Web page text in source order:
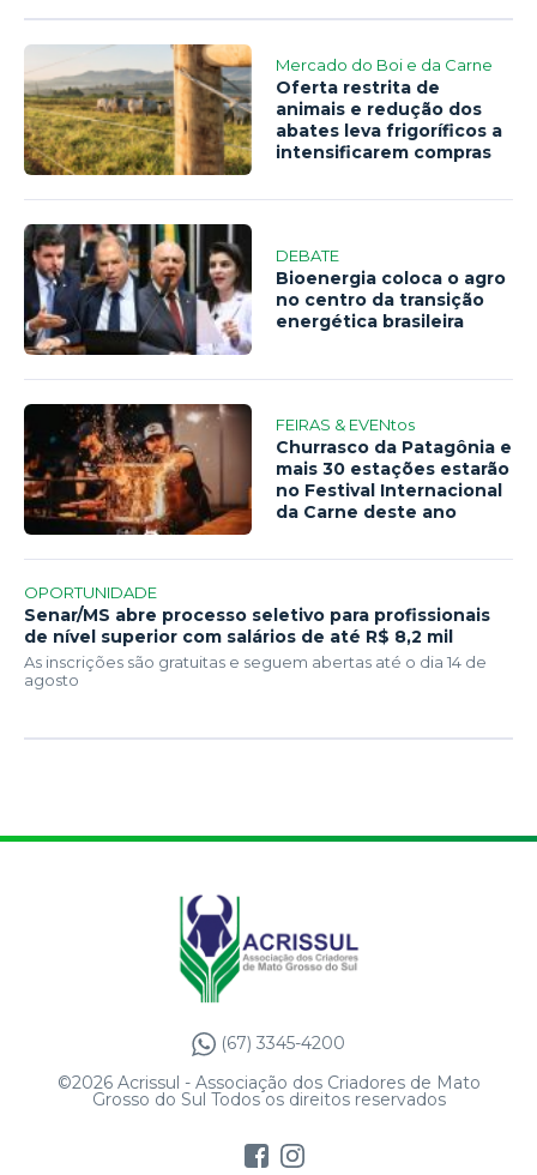
Mercado do Boi e da Carne
Oferta restrita de
animais e redução dos
abates leva frigoríficos a
intensificarem compras
DEBATE
Bioenergia coloca o agro
no centro da transição
energética brasileira
FEIRAS & EVENtos
Churrasco da Patagônia e
mais 30 estações estarão
no Festival Internacional
da Carne deste ano
OPORTUNIDADE
Senar/MS abre processo seletivo para profissionais
de nível superior com salários de até R$ 8,2 mil
As inscrições são gratuitas e seguem abertas até o dia 14 de
agosto
(67) 3345-4200
©2026 Acrissul - Associação dos Criadores de Mato
Grosso do Sul Todos os direitos reservados